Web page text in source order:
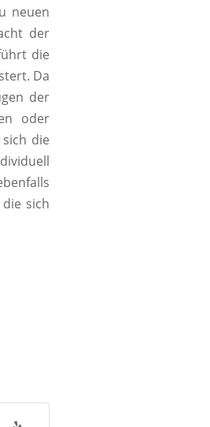
neuen
der
die
Da
der
oder
die
sich